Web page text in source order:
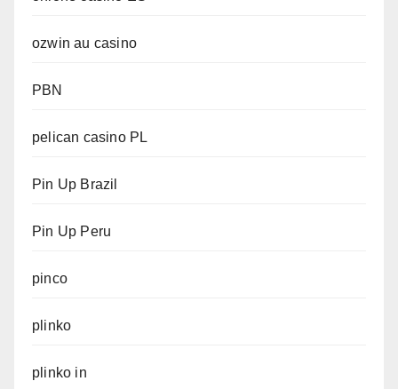
ozwin au casino
PBN
pelican casino PL
Pin Up Brazil
Pin Up Peru
pinco
plinko
plinko in